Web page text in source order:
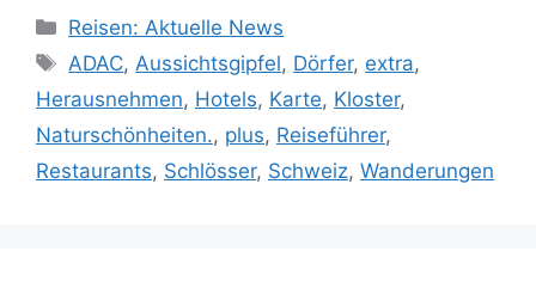
Kategorien
Reisen: Aktuelle News
Schlagwörter
ADAC, Aussichtsgipfel, Dörfer, extra,
Herausnehmen, Hotels, Karte, Kloster,
Naturschönheiten., plus, Reiseführer,
Restaurants, Schlösser, Schweiz, Wanderungen